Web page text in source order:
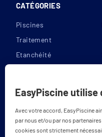
EasyPiscine utilise
Avec votre accord, EasyPiscine
par nous et/ou par nos
cookies sont strictement
CATÉGORIES
Piscines
Traitement
Etanchéité
Chauffage